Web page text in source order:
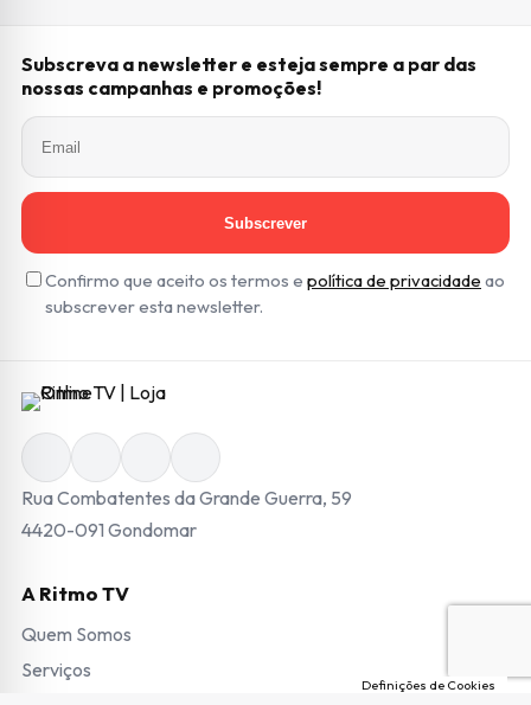
Subscreva a newsletter e esteja sempre a par das
nossas campanhas e promoções!
Subscrever
Confirmo que aceito os termos e política de privacidade ao
subscrever esta newsletter.
Rua Combatentes da Grande Guerra, 59
4420-091 Gondomar
A Ritmo TV
Quem Somos
Serviços
Definições de Cookies